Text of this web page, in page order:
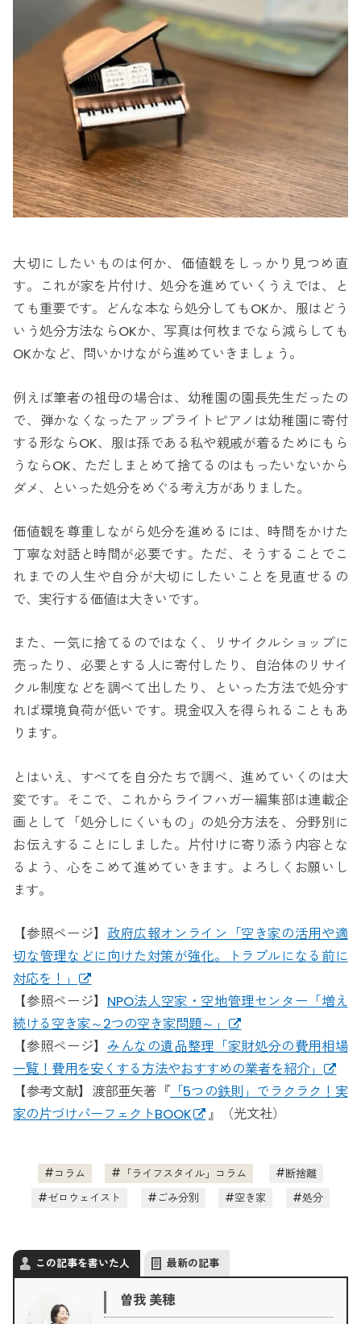
大切にしたいものは何か、価値観をしっかり見つめ直
す。これが家を片付け、処分を進めていくうえでは、と
ても重要です。どんな本なら処分してもOKか、服はどう
いう処分方法ならOKか、写真は何枚までなら減らしても
OKかなど、問いかけながら進めていきましょう。
例えば筆者の祖母の場合は、幼稚園の園長先生だったの
で、弾かなくなったアップライトピアノは幼稚園に寄付
する形ならOK、服は孫である私や親戚が着るためにもら
うならOK、ただしまとめて捨てるのはもったいないから
ダメ、といった処分をめぐる考え方がありました。
価値観を尊重しながら処分を進めるには、時間をかけた
丁寧な対話と時間が必要です。ただ、そうすることでこ
れまでの人生や自分が大切にしたいことを見直せるの
で、実行する価値は大きいです。
また、一気に捨てるのではなく、リサイクルショップに
売ったり、必要とする人に寄付したり、自治体のリサイ
クル制度などを調べて出したり、といった方法で処分す
れば環境負荷が低いです。現金収入を得られることもあ
ります。
とはいえ、すべてを自分たちで調べ、進めていくのは大
変です。そこで、これからライフハガー編集部は連載企
画として「処分しにくいもの」の処分方法を、分野別に
お伝えすることにしました。片付けに寄り添う内容とな
るよう、心をこめて進めていきます。よろしくお願いし
ます。
【参照ページ】 政府広報オンライン「空き家の活用や適
切な管理などに向けた対策が強化。トラブルになる前に
対応を！」
【参照ページ】 NPO法人空家・空地管理センター「増え
続ける空き家～2つの空き家問題～」
【参照ページ】 みんなの遺品整理「家財処分の費用相場
一覧！費用を安くする方法やおすすめの業者を紹介」
【参考文献】渡部亜矢著『「5つの鉄則」でラクラク！実
家の片づけパーフェクトBOOK
』（光文社）
コラム 「ライフスタイル」コラム
断捨離
ゼロウェイスト
ごみ分別 空き家 処分
この記事を書いた人 最新の記事
曽我 美穂